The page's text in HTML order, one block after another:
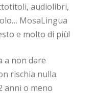
audiolibri,
MosaLingua
e molto di più!
a non dare
rischia nulla.
anni o meno